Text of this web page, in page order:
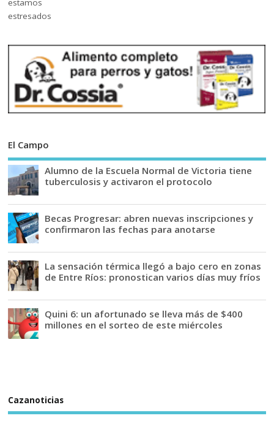
El Campo
Alumno de la Escuela Normal de Victoria tiene
tuberculosis y activaron el protocolo
Becas Progresar: abren nuevas inscripciones y
confirmaron las fechas para anotarse
La sensación térmica llegó a bajo cero en zonas
de Entre Ríos: pronostican varios días muy fríos
Quini 6: un afortunado se lleva más de $400
millones en el sorteo de este miércoles
Cazanoticias